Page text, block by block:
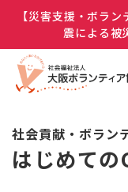
【災害支援・ボラ
震による被
社会貢献・ボラン
はじめての